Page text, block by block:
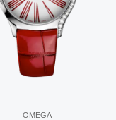
OMEGA